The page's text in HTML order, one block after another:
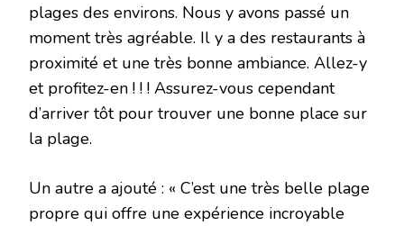
plages des environs. Nous y avons passé un
moment très agréable. Il y a des restaurants à
proximité et une très bonne ambiance. Allez-y
et profitez-en ! ! ! Assurez-vous cependant
d’arriver tôt pour trouver une bonne place sur
la plage.
Un autre a ajouté : « C’est une très belle plage
propre qui offre une expérience incroyable